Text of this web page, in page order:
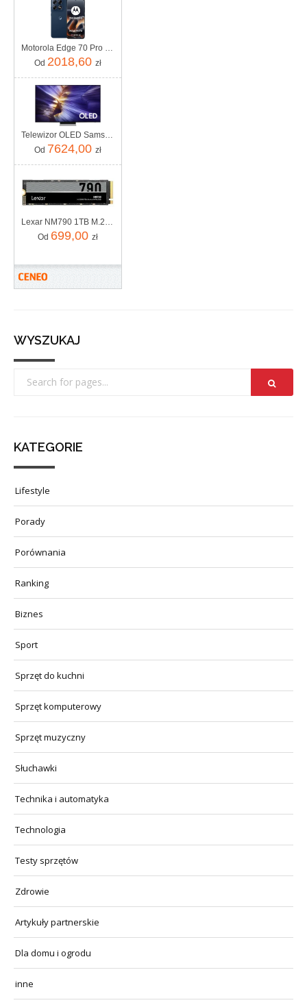
Motorola Edge 70 Pro 8/256GB Granatowy
Od 2018,60 zł
Telewizor OLED Samsung QE77S90FAEXXH 77 cali 4K UHD
Od 7624,00 zł
Lexar NM790 1TB M.2 (LNM790X001TRNNNG)
Od 699,00 zł
WYSZUKAJ
KATEGORIE
Lifestyle
Porady
Porównania
Ranking
Biznes
Sport
Sprzęt do kuchni
Sprzęt komputerowy
Sprzęt muzyczny
Słuchawki
Technika i automatyka
Technologia
Testy sprzętów
Zdrowie
Artykuły partnerskie
Dla domu i ogrodu
inne